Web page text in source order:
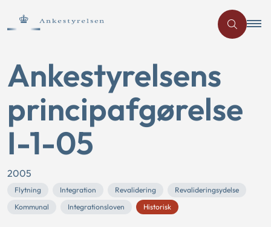
Ankestyrelsens
principafgørelse
I-1-05
2005
Flytning Integration Revalidering
Revalideringsydelse
Kommunal
Integrationsloven Historisk